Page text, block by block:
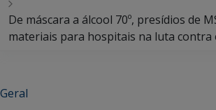
De máscara a álcool 70º, presídios de
materiais para hospitais na luta contra
Geral